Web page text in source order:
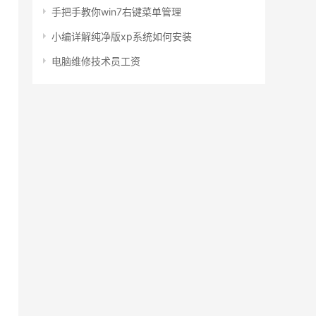
手把手教你win7右键菜单管理
小编详解纯净版xp系统如何安装
电脑维修技术员工资